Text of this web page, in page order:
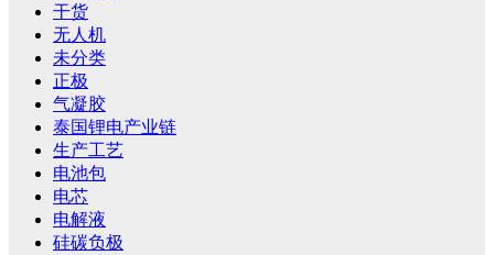
干货
无人机
未分类
正极
气凝胶
泰国锂电产业链
生产工艺
电池包
电芯
电解液
硅碳负极